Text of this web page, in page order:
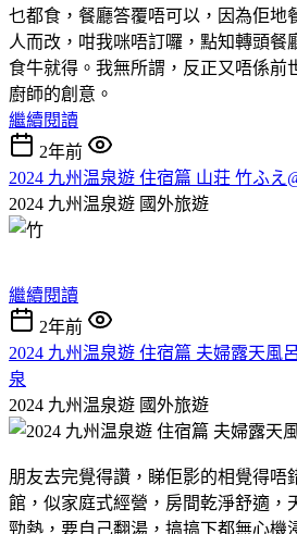
乜都食，餐廳答覆唔可以，因為佢地
人而改，咁我咪唔訂囉，點知轉頭餐
食牛就得。我無所謂，反正又唔係前
廚師的創意。
繼續閱讀
2年前
2024 九州温泉遊 住宿篇 山荘 竹ふえ
2024 九州温泉遊 國外旅遊
繼續閱讀
2年前
2024 九州温泉遊 住宿篇 夫婦露天
泉
2024 九州温泉遊 國外旅遊
朋友去完覺得讚，睇佢影的相覺得唔
館，似家庭式經營，房間乾淨舒適，
勁熱，要自己翻湯，搞搞下都無心機